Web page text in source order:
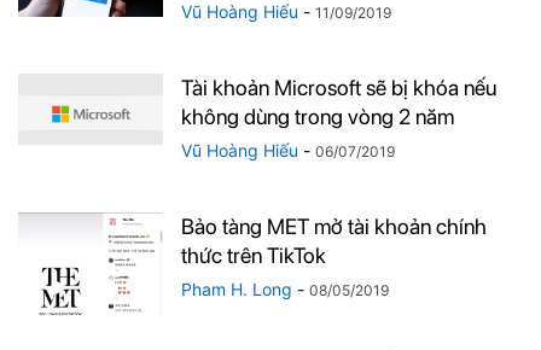
Vũ Hoàng Hiếu - 11/09/2019
Tài khoản Microsoft sẽ bị khóa nếu
không dùng trong vòng 2 năm
Vũ Hoàng Hiếu - 06/07/2019
Bảo tàng MET mở tài khoản chính
thức trên TikTok
Pham H. Long - 08/05/2019